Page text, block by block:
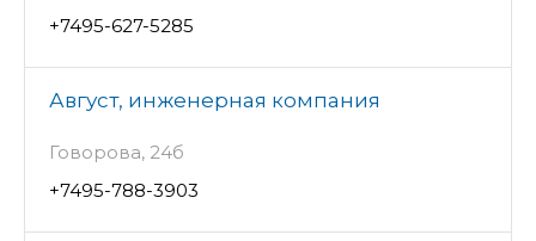
+7495-627-5285
Август, инженерная компания
Говорова, 24б
+7495-788-3903